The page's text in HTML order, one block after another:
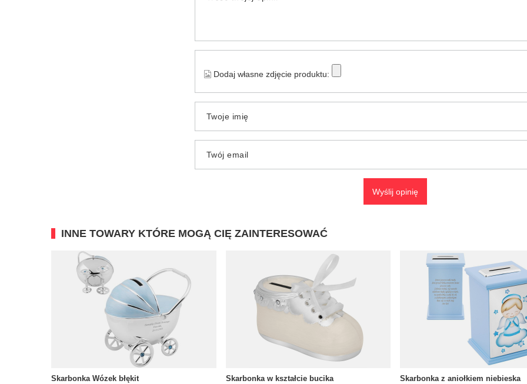
Dodaj własne zdjęcie produktu:
Twoje imię
Twój email
Wyślij opinię
INNE TOWARY KTÓRE MOGĄ CIĘ ZAINTERESOWAĆ
Skarbonka Wózek błękit Skarbonka w kształcie bucika Skarbonka z aniołkiem niebieska